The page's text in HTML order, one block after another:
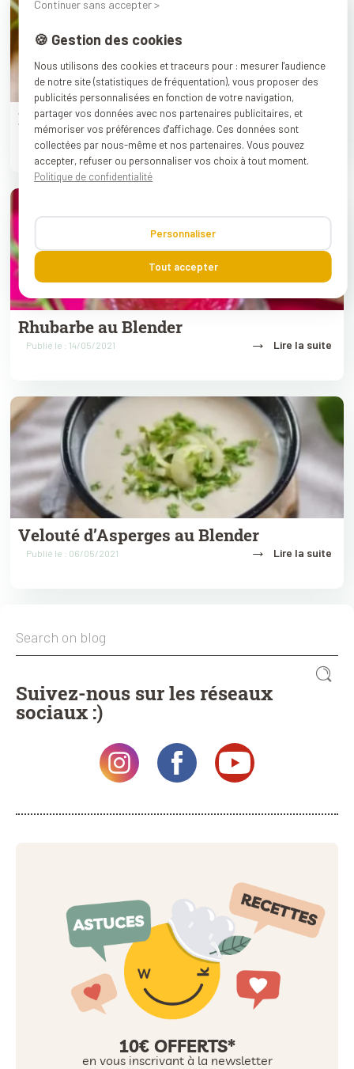
Le Green Protein Smoothie
Publié le : 08/04/2021 → Lire la suite
Rhubarbe au Blender
Publié le : 14/05/2021 → Lire la suite
Velouté d’Asperges au Blender
Publié le : 06/05/2021 → Lire la suite
Suivez-nous sur les réseaux
sociaux :)
10€ OFFERTS*
en vous inscrivant à la newsletter
Continuer sans accepter >
🍪 Gestion des cookies
Nous utilisons des cookies et traceurs pour : mesurer l'audience
de notre site (statistiques de fréquentation), vous proposer des
publicités personnalisées en fonction de votre navigation,
partager vos données avec nos partenaires publicitaires, et
mémoriser vos préférences d'affichage. Ces données sont
collectées par nous-même et nos partenaires. Vous pouvez
accepter, refuser ou personnaliser vos choix à tout moment.
Politique de confidentialité
Personnaliser
Tout accepter